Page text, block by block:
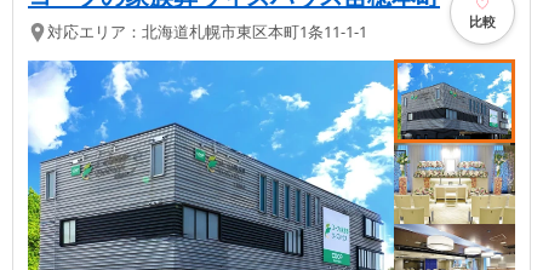
対応エリア： 北海道札幌市東区本町1条11-1-1 比較